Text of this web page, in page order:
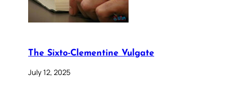
The Sixto-Clementine Vulgate
July 12, 2025